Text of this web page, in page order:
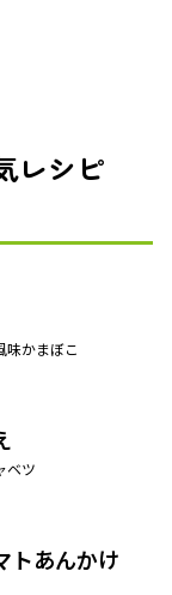
レシピ
味かまぼこ
ベツ
トあんかけ